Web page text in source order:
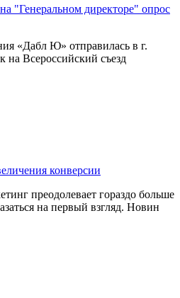
"Генеральном директоре" опрос
«Дабл Ю» отправилась в г.
на Всероссийский съезд
конверсии
преодолевает гораздо больше
на первый взгляд. Новин